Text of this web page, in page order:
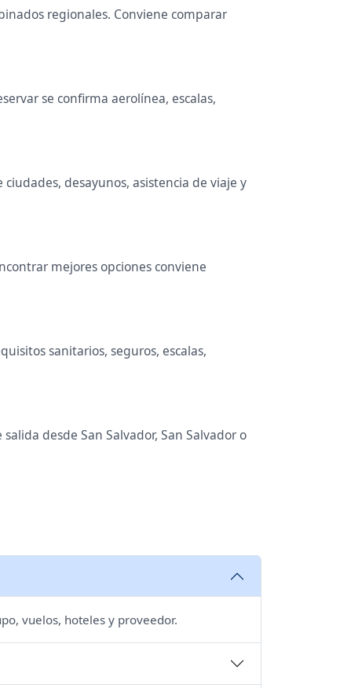
regionales. Conviene comparar
se confirma aerolínea, escalas,
desayunos, asistencia de viaje y
mejores opciones conviene
sanitarios, seguros, escalas,
desde San Salvador, San Salvador o
vuelos, hoteles y proveedor.